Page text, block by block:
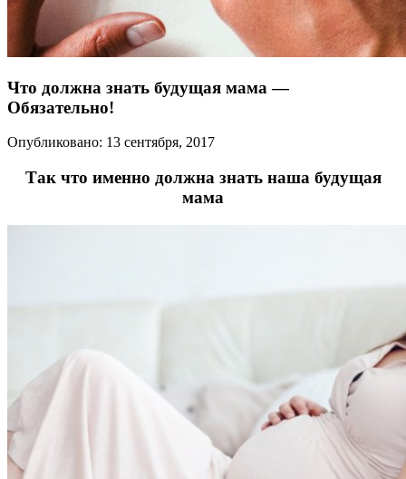
Что должна знать будущая мама —
Обязательно!
Опубликовано: 13 сентября, 2017
Так что именно должна знать наша будущая
мама